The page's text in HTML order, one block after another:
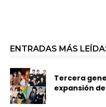
ENTRADAS MÁS
Tercera
expansión